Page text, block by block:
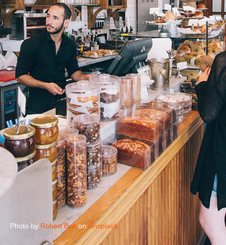
Photo by Robert ByeonUnsplash